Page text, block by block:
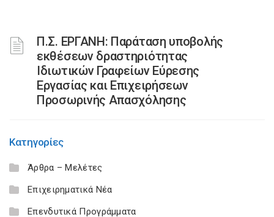
Π.Σ. ΕΡΓΑΝΗ: Παράταση υποβολής
εκθέσεων δραστηριότητας
Ιδιωτικών Γραφείων Εύρεσης
Εργασίας και Επιχειρήσεων
Προσωρινής Απασχόλησης
Κατηγορίες
Άρθρα – Μελέτες
Επιχειρηματικά Νέα
Επενδυτικά Προγράμματα